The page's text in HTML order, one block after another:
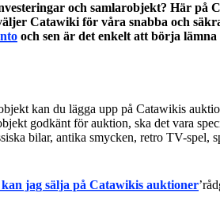
och samlarobjekt? Här
Catawiki för våra snabba och
och sen är det enkelt att börja
kan du lägga upp på Catawikis
godkänt för auktion, ska det vara
bilar, antika smycken, retro TV-
jag sälja på Catawikis auktioner